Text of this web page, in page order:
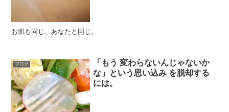
お肌も同じ、あなたと同じ。
ブログ
「もう 変わらないんじゃないか
な」という思い込み を脱却する
には。